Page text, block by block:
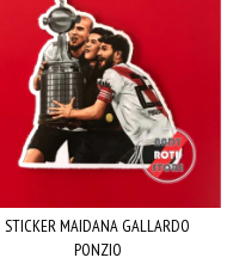
STICKER MAIDANA GALLARDO
PONZIO